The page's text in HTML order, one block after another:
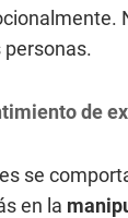
de
se
en la